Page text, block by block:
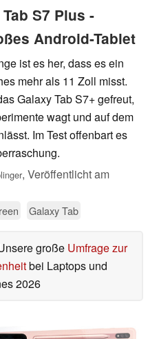
S7 Plus -
Android-Tablet
ist es her, dass es ein
mehr als 11 Zoll misst.
Galaxy Tab S7+ gefreut,
wagt und auf dem
Im Test offenbart es
, Veröffentlicht am
Galaxy Tab
große Umfrage zur
bei Laptops und
2026